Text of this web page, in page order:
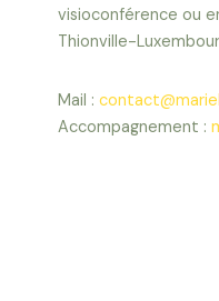
visioconférence ou
Thionville-
Mail :
Accompagnement :